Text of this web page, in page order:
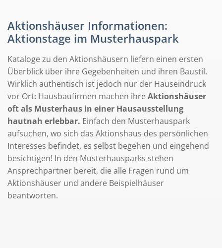
Aktionshäuser Informationen:
Aktionstage im Musterhauspark
Kataloge zu den Aktionshäusern liefern einen ersten
Überblick über ihre Gegebenheiten und ihren Baustil.
Wirklich authentisch ist jedoch nur der Hauseindruck
vor Ort: Hausbaufirmen machen ihre Aktionshäuser
oft als Musterhaus in einer Hausausstellung
hautnah erlebbar. Einfach den Musterhauspark
aufsuchen, wo sich das Aktionshaus des persönlichen
Interesses befindet, es selbst begehen und eingehend
besichtigen! In den Musterhausparks stehen
Ansprechpartner bereit, die alle Fragen rund um
Aktionshäuser und andere Beispielhäuser
beantworten.